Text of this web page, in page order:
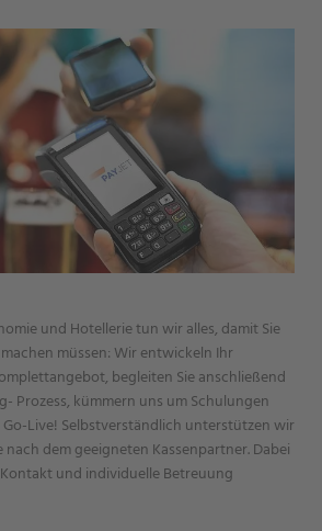
und Hotellerie tun wir alles, damit Sie
müssen: Wir entwickeln Ihr
begleiten Sie anschließend
Prozess, kümmern uns um Schulungen
Live! Selbstverständlich unterstützen wir
nach dem geeigneten Kassenpartner. Dabei
und individuelle Betreuung